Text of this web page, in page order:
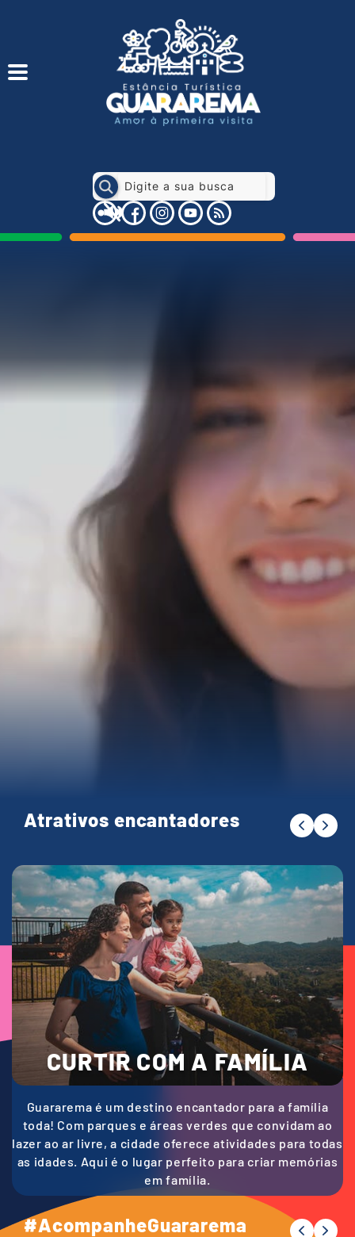
Atrativos encantadores
CURTIR COM A FAMÍLIA
Guararema é um destino encantador para a família
toda! Com parques e áreas verdes que convidam ao
lazer ao ar livre, a cidade oferece atividades para todas
as idades. Aqui é o lugar perfeito para criar memórias
em família.
#AcompanheGuararema